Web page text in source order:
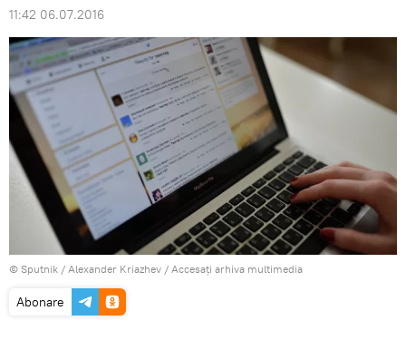
11:42 06.07.2016
© Sputnik / Alexander Kriazhev / Accesați arhiva multimedia
Abonare